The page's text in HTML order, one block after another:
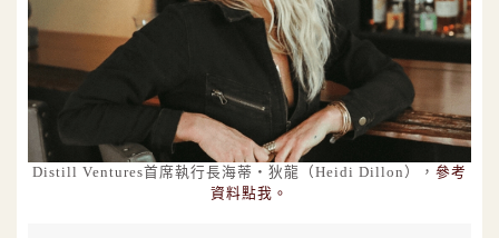
Distill Ventures首席執行長海蒂‧狄龍（Heidi Dillon）， 參考
資料點我。